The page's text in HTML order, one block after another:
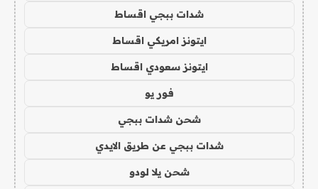
شدات ببجي اقساط
ايتونز امريكي اقساط
ايتونز سعودي اقساط
فور يو
شحن شدات ببجي
شدات ببجي عن طريق الايدي
شحن يلا لودو